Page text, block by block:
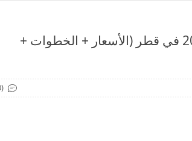
كيفية شراء تذاكر مباريات كأس العرب 2025 في قطر (الأسعار + الخطوات +
(0)